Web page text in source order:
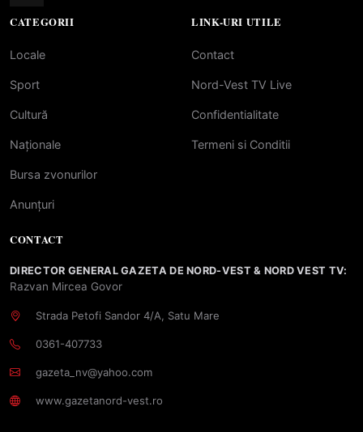
CATEGORII
Locale
Sport
Cultură
Naționale
Bursa zvonurilor
Anunțuri
LINK-URI UTILE
Contact
Nord-Vest TV Live
Confidentialitate
Termeni si Conditii
CONTACT
DIRECTOR GENERAL GAZETA DE NORD-VEST & NORD VEST TV:
Razvan Mircea Govor
Strada Petofi Sandor 4/A, Satu Mare
0361-407733
gazeta_nv@yahoo.com
www.gazetanord-vest.ro